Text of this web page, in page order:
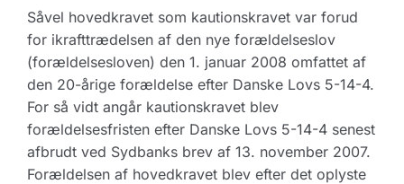
Såvel hovedkravet som kautionskravet var forud
for ikrafttrædelsen af den nye forældelseslov
(forældelsesloven) den 1. januar 2008 omfattet af
den 20-årige forældelse efter Danske Lovs 5-14-4.
For så vidt angår kautionskravet blev
forældelsesfristen efter Danske Lovs 5-14-4 senest
afbrudt ved Sydbanks brev af 13. november 2007.
Forældelsen af hovedkravet blev efter det oplyste